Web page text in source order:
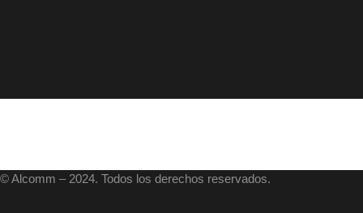
© Alcomm – 2024. Todos los derechos reservados.